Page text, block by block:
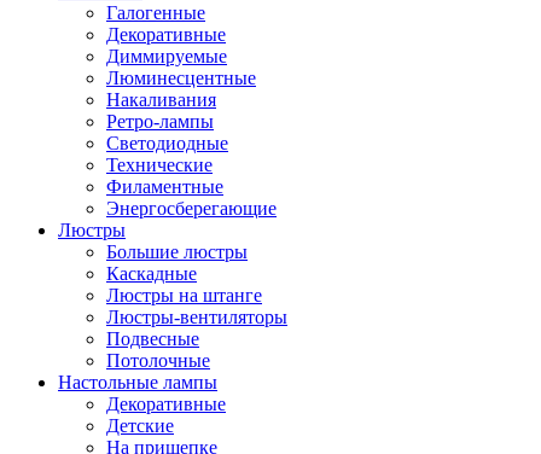
Галогенные
Декоративные
Диммируемые
Люминесцентные
Накаливания
Ретро-лампы
Светодиодные
Технические
Филаментные
Энергосберегающие
Люстры
Большие люстры
Каскадные
Люстры на штанге
Люстры-вентиляторы
Подвесные
Потолочные
Настольные лампы
Декоративные
Детские
На прищепке